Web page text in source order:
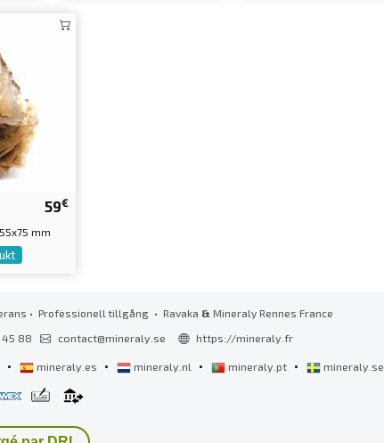
59€
mm
• Professionell tillgång • Ravaka & Mineraly Rennes France
45 88 contact@mineraly.se https://mineraly.fr
• mineraly.es • mineraly.nl • mineraly.pt • mineraly.se